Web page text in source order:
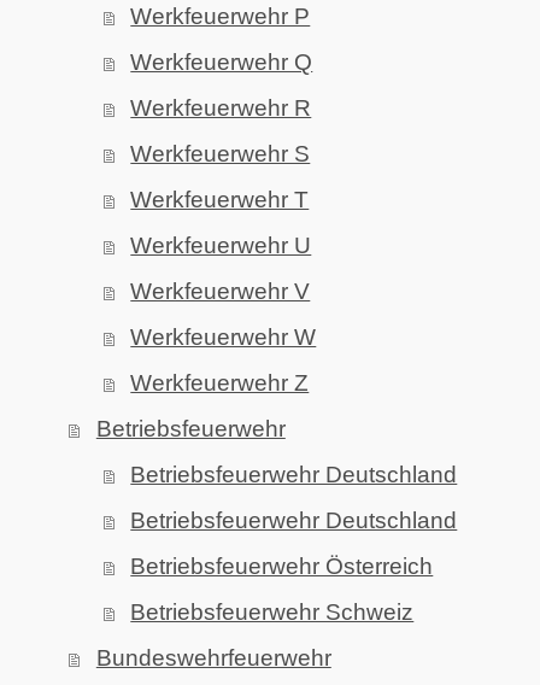
Werkfeuerwehr P
Werkfeuerwehr Q
Werkfeuerwehr R
Werkfeuerwehr S
Werkfeuerwehr T
Werkfeuerwehr U
Werkfeuerwehr V
Werkfeuerwehr W
Werkfeuerwehr Z
Betriebsfeuerwehr
Betriebsfeuerwehr Deutschland
Betriebsfeuerwehr Deutschland
Betriebsfeuerwehr Österreich
Betriebsfeuerwehr Schweiz
Bundeswehrfeuerwehr